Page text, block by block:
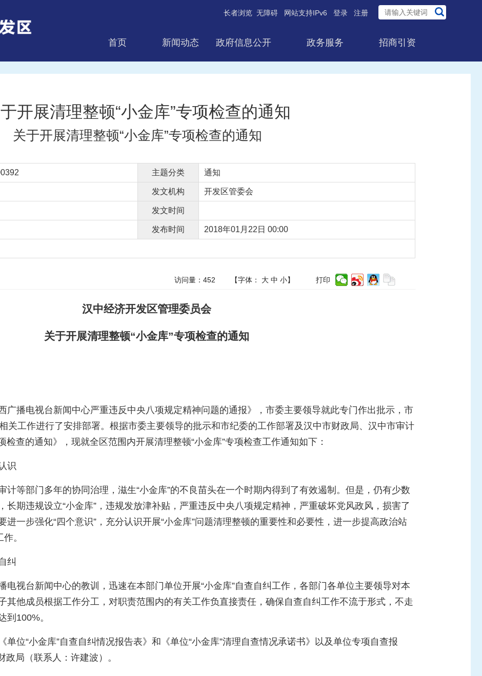
长者浏览 无障碍 网站支持IPv6 登录 注册
首页 新闻动态 政府信息公开 政务服务 招商引资
开展清理整顿“小金库”专项检查的通知
关于开展清理整顿“小金库”专项检查的通知
主题分类 通知
发文机构 开发区管委会
发文时间
发布时间 2018年01月22日 00:00
访问量： 452 【字体： 大 中 小】 打印
汉中经济开发区管理委员会
关于开展清理整顿“小金库”专项检查的通知
广播电视台新闻中心严重违反中央八项规定精神问题的通报》，市委主要领导就此专门作出批示，市
关工作进行了安排部署。根据市委主要领导的批示和市纪委的工作部署及汉中市财政局、汉中市审计
检查的通知》 ，现就全 区范围内开展清理整顿“小金库”专项检查工作通知如下：
识
计等部门多年的协同治理，滋生“小金库”的不良苗头在一个时期内得到了有效遏制。但是，仍有少数
长期违规设立“小金库”，违规发放津补贴，严重违反中央八项规定精神，严重破坏党风政风，损害了
进一步强化“四个意识”，充分认识开展“小金库”问题清理整顿的重要性和必要性，进一步提高政治站
。
纠
电视台新闻中心的教训，迅速在本部门单位开展“小金库”自查自纠工作，各部门各单位主要领导对本
其他成员根据工作分工，对职责范围内的有关工作负直接责任，确保自查自纠工作不流于形式，不走
到 100%。
单位“小金库”自查自纠情况报告表》和《单位“小金库”清理自查情况承诺书》以及单位专项自查报
政局（联系人：许建波）。